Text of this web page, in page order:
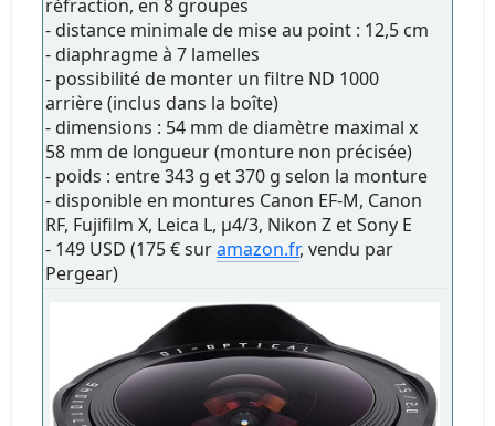
réfraction, en 8 groupes
- distance minimale de mise au point : 12,5 cm
- diaphragme à 7 lamelles
- possibilité de monter un filtre ND 1000
arrière (inclus dans la boîte)
- dimensions : 54 mm de diamètre maximal x
58 mm de longueur (monture non précisée)
- poids : entre 343 g et 370 g selon la monture
- disponible en montures Canon EF-M, Canon
RF, Fujifilm X, Leica L, µ4/3, Nikon Z et Sony E
- 149 USD (175 € suramazon.fr, vendu par
Pergear)